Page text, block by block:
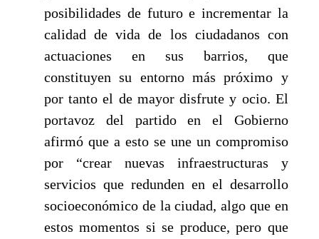
posibilidades de futuro e incrementar la
calidad de vida de los ciudadanos con
actuaciones en sus barrios, que
constituyen su entorno más próximo y
por tanto el de mayor disfrute y ocio. El
portavoz del partido en el Gobierno
afirmó que a esto se une un compromiso
por “crear nuevas infraestructuras y
servicios que redunden en el desarrollo
socioeconómico de la ciudad, algo que en
estos momentos si se produce, pero que